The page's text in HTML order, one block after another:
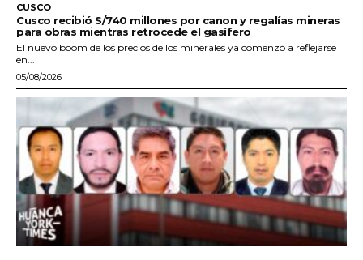
CUSCO
Cusco recibió S/740 millones por canon y regalías mineras
para obras mientras retrocede el gasífero
El nuevo boom de los precios de los minerales ya comenzó a reflejarse
en...
05/08/2026